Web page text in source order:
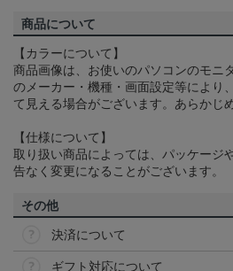
商品について
【カラーについて】
商品画像は、お使いのパソコンのモニ
のメーカー・機種・画面設定等により
て見える場合がございます。あらかじ
【仕様について】
取り扱い商品によっては、パッケージ
告なく変更になることがございます。
その他
決済について
ギフト対応について